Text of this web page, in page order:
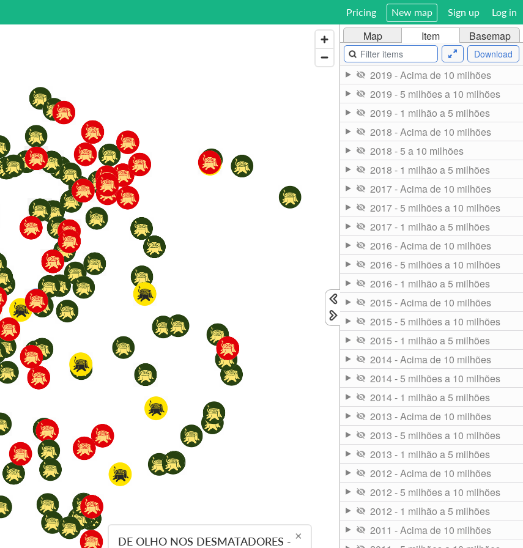
Sign up Log in
Pricing New map
×
DE OLHO NOS DESMATADORES -
Map Item Basemap
Download
2019 - Acima de 10 milhões
2019 - 5 milhões a 10 milhões
2019 - 1 milhão a 5 milhões
2018 - Acima de 10 milhões
2018 - 5 a 10 milhões
2018 - 1 milhão a 5 milhões
2017 - Acima de 10 milhões
2017 - 5 milhões a 10 milhões
2017 - 1 milhão a 5 milhões
2016 - Acima de 10 milhões
2016 - 5 milhões a 10 milhões
2016 - 1 milhão a 5 milhões
2015 - Acima de 10 milhões
2015 - 5 milhões a 10 milhões
2015 - 1 milhão a 5 milhões
2014 - Acima de 10 milhões
2014 - 5 milhões a 10 milhões
2014 - 1 milhão a 5 milhões
2013 - Acima de 10 milhões
2013 - 5 milhões a 10 milhões
2013 - 1 milhão a 5 milhões
2012 - Acima de 10 milhões
2012 - 5 milhões a 10 milhões
2012 - 1 milhão a 5 milhões
2011 - Acima de 10 milhões